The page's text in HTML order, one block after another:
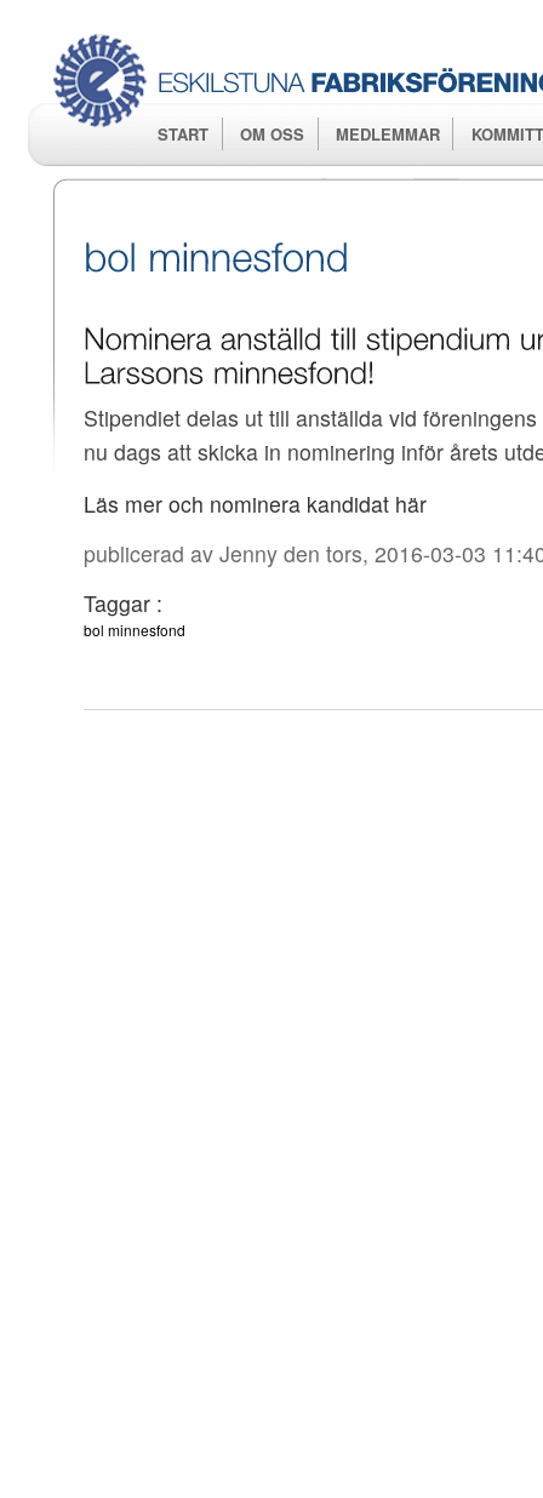
START OM OSS MEDLEMMAR
Stipendiet delas ut till anställda vid
nu dags att skicka in nominering inför årets
Läs mer och nominera kandidat här
publicerad av Jennyden tors, 2016-03-03
Taggar :
bol minnesfond